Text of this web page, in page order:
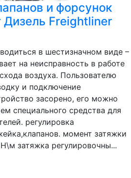
и форсунок
Freightliner
в шестизначном виде –
на неисправность в работе
воздуха. Пользователю
и подключение
засорено, его можно
специального средства для
регулировка
момент затяжки
затяжка регулировочны...